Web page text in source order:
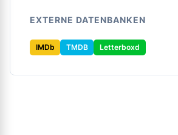
EXTERNE DATENBANKEN
IMDb TMDB Letterboxd